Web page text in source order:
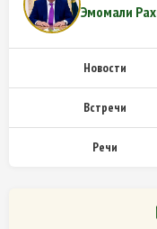
Эмомали
Новости
Встречи
Речи